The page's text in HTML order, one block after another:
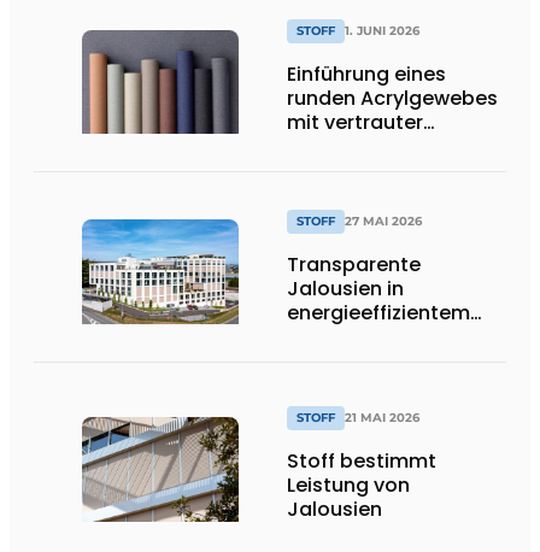
STOFF 1. JUNI 2026
Einführung eines
runden Acrylgewebes
mit vertrauter
STOFF 27 MAI 2026
Transparente
Jalousien in
energieeffizientem
STOFF 21 MAI 2026
Stoff bestimmt
Leistung von
Jalousien